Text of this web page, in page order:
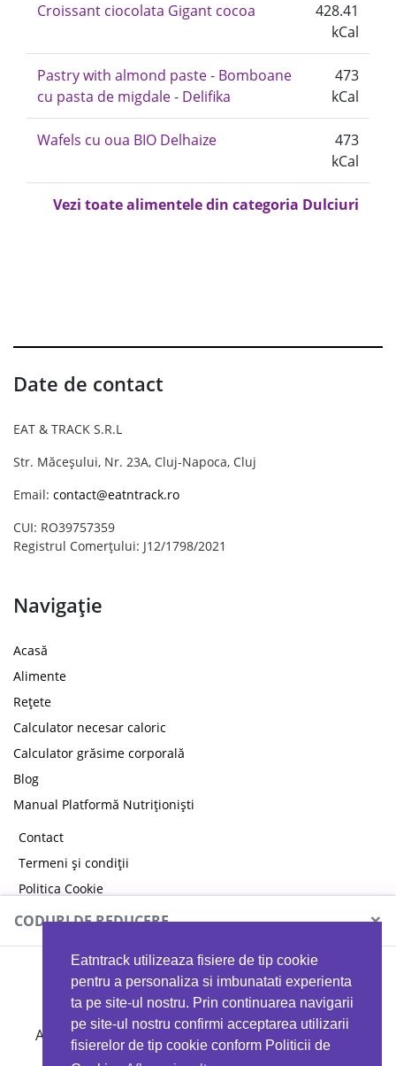
Eatntrack utilizeaza fisiere de tip cookie
pentru a personaliza si imbunatati experienta
ta pe site-ul nostru. Prin continuarea navigarii
pe site-ul nostru confirmi acceptarea utilizarii
fisierelor de tip cookie conform Politicii de
Croissant ciocolata Gigant cocoa
428.41
kCal
Pastry with almond paste - Bomboane
cu pasta de migdale - Delifika
473
kCal
Wafels cu oua BIO Delhaize
473
kCal
Vezi toate alimentele din categoria Dulciuri
Date de contact
EAT & TRACK S.R.L
Str. Măceșului, Nr. 23A, Cluj-Napoca, Cluj
Email: contact@eatntrack.ro
CUI: RO39757359
Registrul Comerțului: J12/1798/2021
Navigație
Acasă
Alimente
Rețete
Calculator necesar caloric
Calculator grăsime corporală
Blog
Manual Platformă Nutriționiști
Contact
Termeni și condiții
Politica Cookie
Politica de confidențialitate
CODURI DE REDUCERE ×
MYPROTEIN
Ai 40%reducere la orice comandă folosind codul
EATTRACK